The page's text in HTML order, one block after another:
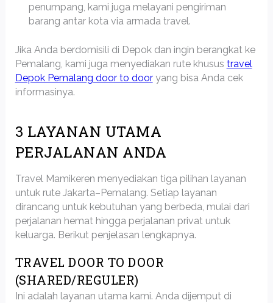
penumpang, kami juga melayani pengiriman
barang antar kota via armada travel.
Jika Anda berdomisili di Depok dan ingin berangkat ke
Pemalang, kami juga menyediakan rute khusus travel
Depok Pemalang door to dooryang bisa Anda cek
informasinya.
3 LAYANAN UTAMA
PERJALANAN ANDA
Travel Mamikeren menyediakan tiga pilihan layanan
untuk rute Jakarta–Pemalang. Setiap layanan
dirancang untuk kebutuhan yang berbeda, mulai dari
perjalanan hemat hingga perjalanan privat untuk
keluarga. Berikut penjelasan lengkapnya.
TRAVEL DOOR TO DOOR
(SHARED/REGULER)
Ini adalah layanan utama kami. Anda dijemput di